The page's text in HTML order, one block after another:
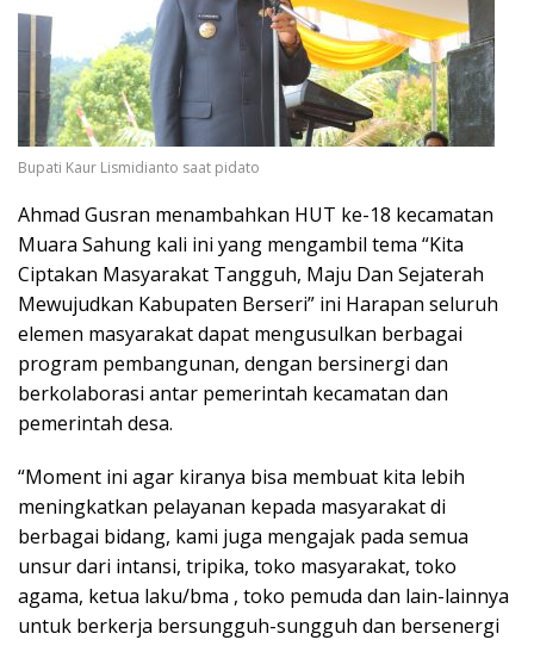
Bupati Kaur Lismidianto saat pidato
Ahmad Gusran menambahkan HUT ke-18 kecamatan
Muara Sahung kali ini yang mengambil tema “Kita
Ciptakan Masyarakat Tangguh, Maju Dan Sejaterah
Mewujudkan Kabupaten Berseri” ini Harapan seluruh
elemen masyarakat dapat mengusulkan berbagai
program pembangunan, dengan bersinergi dan
berkolaborasi antar pemerintah kecamatan dan
pemerintah desa.
“Moment ini agar kiranya bisa membuat kita lebih
meningkatkan pelayanan kepada masyarakat di
berbagai bidang, kami juga mengajak pada semua
unsur dari intansi, tripika, toko masyarakat, toko
agama, ketua laku/bma , toko pemuda dan lain-lainnya
untuk berkerja bersungguh-sungguh dan bersenergi